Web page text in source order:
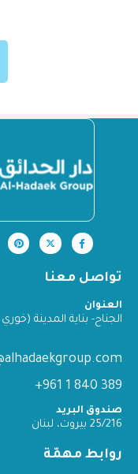
تواصل معنا
العنوان
الجناح- بناية المدينة (خوري هوم) ط:
389 840 1 961+
صندوق البريد
25/216 بيروت، لبنان
روابط مهمّة